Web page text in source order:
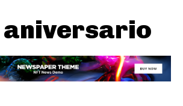
aniversario